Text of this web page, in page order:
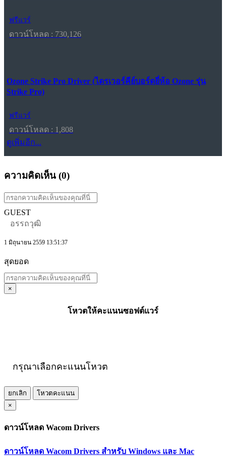
ฟรีแวร์
ดาวน์โหลด : 730,126
Ozone Strike Pro Driver (ไดรเวอร์คีย์บอร์ดยี่ห้อ Ozone รุ่น
Strike Pro)
ฟรีแวร์
ดาวน์โหลด : 1,808
ดูเพิ่มอีก...
ความคิดเห็น (0)
GUEST
อรรถวุฒิ
1 มิถุนายน 2559 13:51:37
สุดยอด
×
โหวตให้คะแนนซอฟต์แวร์
กรุณาเลือกคะแนนโหวต
ยกเลิก
โหวตคะแนน
×
ดาวน์โหลด Wacom Drivers
ดาวน์โหลด Wacom Drivers สำหรับ Windows และ Mac